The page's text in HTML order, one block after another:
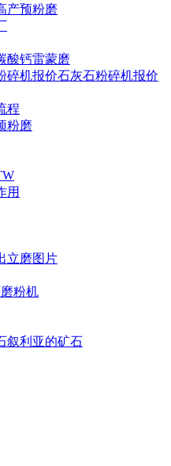
产预粉磨
酸钙雷蒙磨
碎机报价石灰石粉碎机报价
程
粉磨
用
立磨图片
粉机
叙利亚的矿石